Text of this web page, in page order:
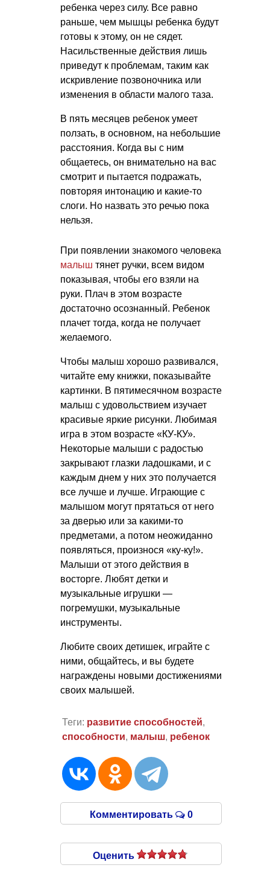
ребенка через силу. Все равно
раньше, чем мышцы ребенка будут
готовы к этому, он не сядет.
Насильственные действия лишь
приведут к проблемам, таким как
искривление позвоночника или
изменения в области малого таза.
В пять месяцев ребенок умеет
ползать, в основном, на небольшие
расстояния. Когда вы с ним
общаетесь, он внимательно на вас
смотрит и пытается подражать,
повторяя интонацию и какие-то
слоги. Но назвать это речью пока
нельзя.
При появлении знакомого человека
малыш тянет ручки, всем видом
показывая, чтобы его взяли на
руки. Плач в этом возрасте
достаточно осознанный. Ребенок
плачет тогда, когда не получает
желаемого.
Чтобы малыш хорошо развивался,
читайте ему книжки, показывайте
картинки. В пятимесячном возрасте
малыш с удовольствием изучает
красивые яркие рисунки. Любимая
игра в этом возрасте «КУ-КУ».
Некоторые малыши с радостью
закрывают глазки ладошками, и с
каждым днем у них это получается
все лучше и лучше. Играющие с
малышом могут прятаться от него
за дверью или за какими-то
предметами, а потом неожиданно
появляться, произнося «ку-ку!».
Малыши от этого действия в
восторге. Любят детки и
музыкальные игрушки —
погремушки, музыкальные
инструменты.
Любите своих детишек, играйте с
ними, общайтесь, и вы будете
награждены новыми достижениями
своих малышей.
Теги: развитие способностей,
способности, малыш, ребенок
Комментировать 0
Оценить